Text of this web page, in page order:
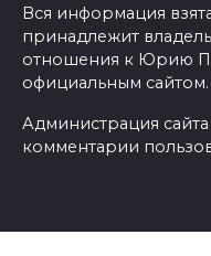
Вся информация
принадлежит
отношения к Юрию
официальным сайтом.
Администрация сайта
комментарии